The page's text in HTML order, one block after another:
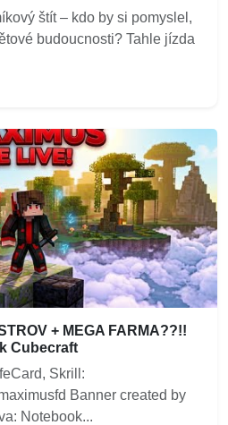
štít – kdo by si pomyslel,
budoucnosti? Tahle jízda
+ MEGA FARMA??!!
Cubecraft
Skrill:
Banner created by
Notebook...